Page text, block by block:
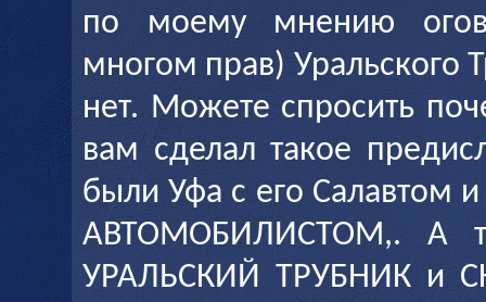
по моему мнению
многом прав) Уральского
нет. Можете спросить
вам сделал такое
были Уфа с его Салавтом
АВТОМОБИЛИСТОМ,. А
УРАЛЬСКИЙ ТРУБНИК и